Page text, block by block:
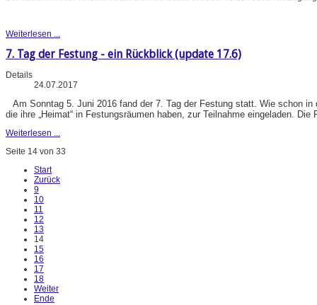
Weiterlesen ...
7. Tag der Festung - ein Rückblick (update 17.6)
Details
24.07.2017
Am Sonntag 5. Juni 2016 fand der 7. Tag der Festung statt. Wie schon
die ihre „Heimat“ in Festungsräumen haben, zur Teilnahme eingeladen.
Weiterlesen ...
Seite 14 von 33
Start
Zurück
9
10
11
12
13
14
15
16
17
18
Weiter
Ende